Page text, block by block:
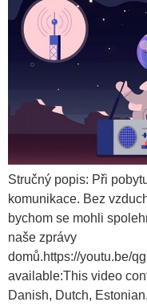
Stručný popis: Při
komunikace. Bez
bychom se mohli
naše zprávy
domů.https://youtu.be/
available:This video
Danish, Dutch,